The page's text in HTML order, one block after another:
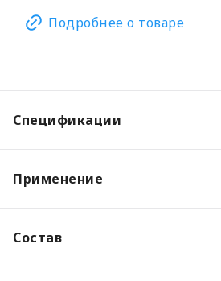
Подробнее о товаре
Спецификации
Применение
Состав